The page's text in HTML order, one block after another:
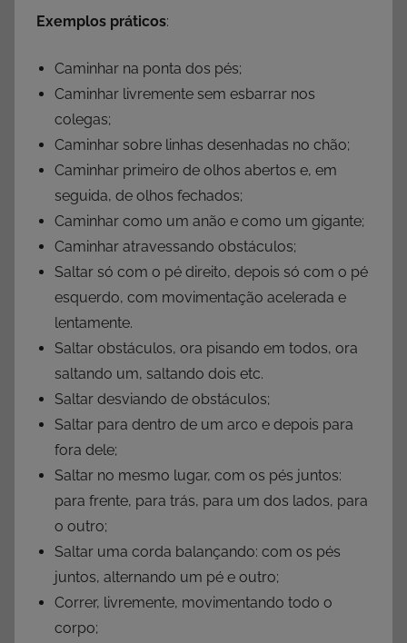
Exemplos práticos:
Caminhar na ponta dos pés;
Caminhar livremente sem esbarrar nos
colegas;
Caminhar sobre linhas desenhadas no chão;
Caminhar primeiro de olhos abertos e, em
seguida, de olhos fechados;
Caminhar como um anão e como um gigante;
Caminhar atravessando obstáculos;
Saltar só com o pé direito, depois só com o pé
esquerdo, com movimentação acelerada e
lentamente.
Saltar obstáculos, ora pisando em todos, ora
saltando um, saltando dois etc.
Saltar desviando de obstáculos;
Saltar para dentro de um arco e depois para
fora dele;
Saltar no mesmo lugar, com os pés juntos:
para frente, para trás, para um dos lados, para
o outro;
Saltar uma corda balançando: com os pés
juntos, alternando um pé e outro;
Correr, livremente, movimentando todo o
corpo;